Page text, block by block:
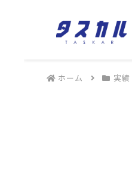
ホーム 実績